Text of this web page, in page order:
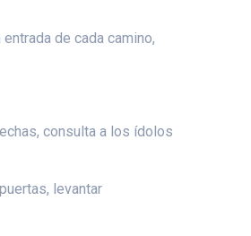
de cada camino,
consulta a los ídolos
levantar